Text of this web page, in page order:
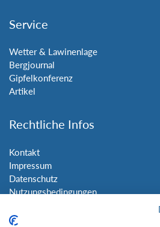
Service
Wetter & Lawinenlage
Bergjournal
Gipfelkonferenz
Artikel
Rechtliche Infos
Kontakt
Impressum
Datenschutz
Nutzungsbedingungen